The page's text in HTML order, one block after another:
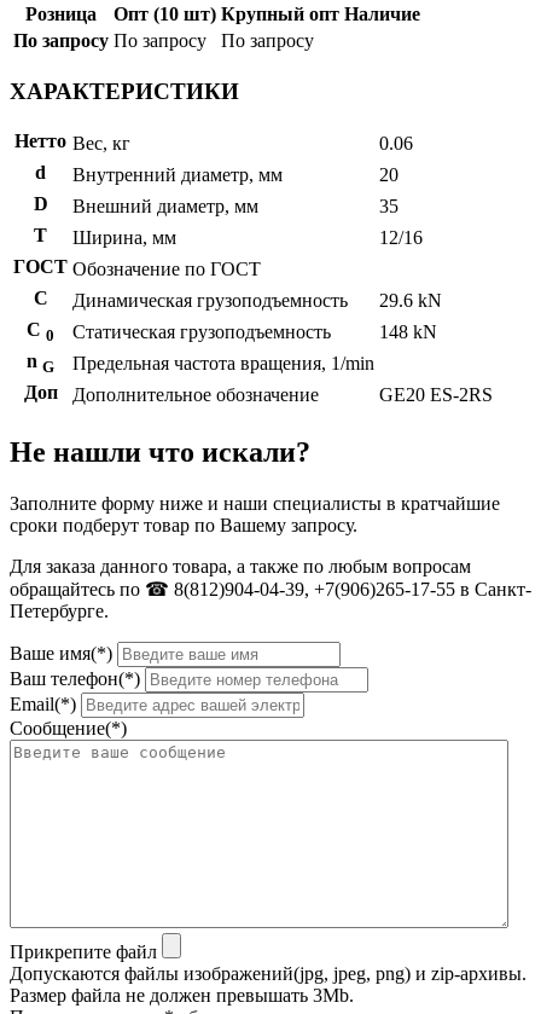
Розница Опт (10 шт) Крупный опт Наличие
По запросу По запросу По запросу
ХАРАКТЕРИСТИКИ
Нетто Вес, кг
0.06
d
Внутренний диаметр, мм
20
D
Внешний диаметр, мм
35
T
Ширина, мм
12/16
ГОСТ Обозначение по ГОСТ
C
Динамическая грузоподъемность
29.6 kN
С 0 Статическая грузоподъемность
148 kN
n G
Предельная частота вращения, 1/min
Доп
Дополнительное обозначение GE20 ES-2RS
Не нашли что искали?
Заполните форму ниже и наши специалисты в кратчайшие
сроки подберут товар по Вашему запросу.
Для заказа данного товара, а также по любым вопросам
обращайтесь по ☎ 8(812)904-04-39, +7(906)265-17-55 в Санкт-
Петербурге.
Ваше имя(*)
Ваш телефон(*)
Email(*)
Сообщение(*)
Прикрепите файл
Допускаются файлы изображений(jpg, jpeg, png) и zip-архивы.
Размер файла не должен превышать 3Mb.